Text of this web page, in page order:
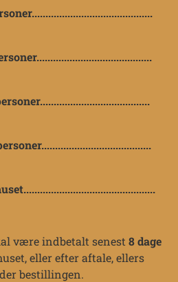
være indbetalt senest 8 dage
eller efter aftale, ellers
bestillingen.